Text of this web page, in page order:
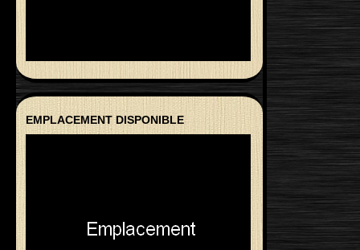
EMPLACEMENT DISPONIBLE